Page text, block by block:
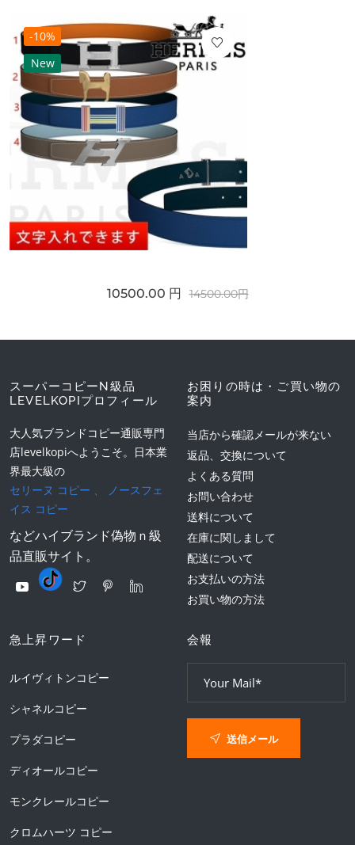
-10%
New
10500.00 円 14500.00円
スーパーコピーN級品
LEVELKOPIプロフィール
大人気ブランドコピー通販専門
店levelkopiへようこそ。日本業
界最大級の
セリーヌ コピー
ノースフェ
イス コピー
などハイブランド偽物ｎ級
品直販サイト。
お困りの時は・ご買い物の
案内
当店から確認メールが来ない
返品、交換について
よくある質問
お問い合わせ
送料について
在庫に関しまして
配送について
お支払いの方法
お買い物の方法
急上昇ワード
ルイヴィトンコピー
シャネルコピー
プラダコピー
ディオールコピー
モンクレールコピー
クロムハーツ コピー
会報
送信メール